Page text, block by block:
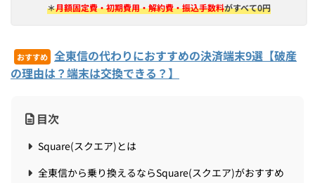
＊月額固定費・初期費用・解約費・振込手数料がすべて0円
おすすめ 全東信の代わりにおすすめの決済端末9選【破産
の理由は？端末は交換できる？】
目次
Square(スクエア)とは
全東信から乗り換えるならSquare(スクエア)がおすすめ